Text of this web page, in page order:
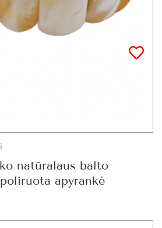
natūralaus balto
apyrankė